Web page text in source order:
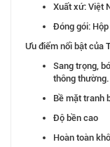
Xuất xứ: Việt
Đóng gói:
Ưu điểm nổi bật của
Sang trọng,
thông thường.
Bề mặt tranh
Độ bền cao
Hoàn toàn